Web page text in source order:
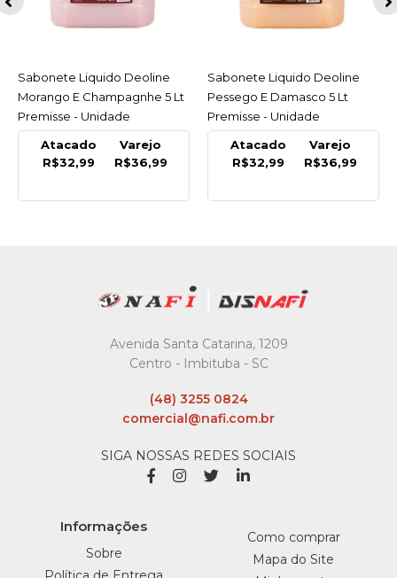
ACESSAR
Sabonete Liquido Deoline
Pessego E Damasco 5 Lt
Premisse - Unidade
Atacado
R$32,99
Varejo
R$36,99
ACESSAR
Sabonete Liquido Deoline
Erva Doce Suave 5 Lt
Premisse - Unidade
Atacado
R$32,99
Varejo
R$36,99
Avenida Santa Catarina, 1209
Centro - Imbituba - SC
(48) 3255 0824
comercial@nafi.com.br
SIGA NOSSAS REDES SOCIAIS
Informações
Sobre
Como comprar
Mapa do Site